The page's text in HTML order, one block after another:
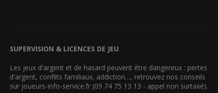
SUPERVISION & LICENCES DE JEU
Les jeux d'argent et de hasard peuvent être dangereux : pertes
d'argent, conflits familiaux, addiction…, retrouvez nos conseils
sur joueurs-info-service.fr (09 74 75 13 13 - appel non surtaxé).